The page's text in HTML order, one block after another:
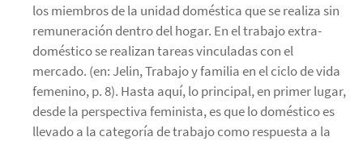
los miembros de la unidad doméstica que se realiza sin
remuneración dentro del hogar. En el trabajo extra-
doméstico se realizan tareas vinculadas con el
mercado. (en: Jelin, Trabajo y familia en el ciclo de vida
femenino, p. 8). Hasta aquí, lo principal, en primer lugar,
desde la perspectiva feminista, es que lo doméstico es
llevado a la categoría de trabajo como respuesta a la